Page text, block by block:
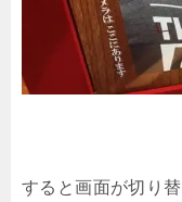
すると画面が切り替